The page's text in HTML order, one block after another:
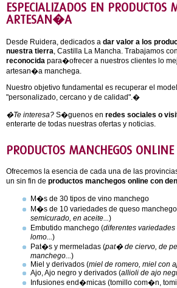
ESPECIALIZADOS EN PRODUCTOS
ARTESAN�A
Desde Ruidera, dedicados a dar valor a los
nuestra tierra, Castilla La Mancha. Trabajamos
reconocida para�ofrecer a nuestros clientes lo
artesan�a manchega.
Nuestro objetivo fundamental es recuperar el
"personalizado, cercano y de calidad".�
�Te interesa? S�guenos en redes sociales o
enterarte de todas nuestras ofertas y noticias.
PRODUCTOS MANCHEGOS ONLINE
Ofrecemos la esencia de cada una de las
un sin fin de productos manchegos online con
M�s de 30 tipos de vino manchego
M�s de 10 variedades de queso
semicurado, en aceite...)
Embutido manchego (diferentes
lomo...)
Pat�s y mermeladas (pat� de ciervo, de
manchego...)
Miel y derivados (miel de romero, miel con
Ajo, Ajo negro y derivados (allioli de ajo
Infusiones end�micas (tomillo com�n,